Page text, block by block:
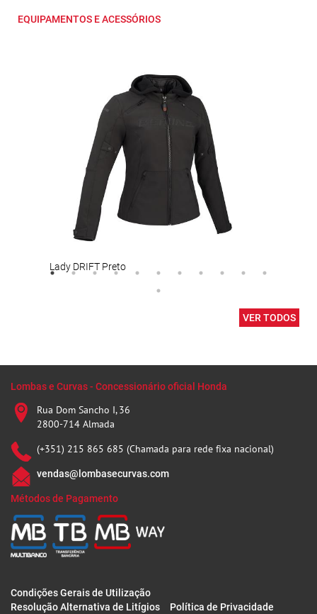
EQUIPAMENTOS E ACESSÓRIOS
Lady DRIFT Preto
VER TODOS
Lombas e Curvas - Concessionário oficial Honda
Rua Dom Sancho I, 36
2800-714 Almada
(+351) 215 865 685 (Chamada para rede fixa nacional)
vendas@lombasecurvas.com
Métodos de Pagamento
Condições Gerais de Utilização
Resolução Alternativa de Litígios
Política de Privacidade